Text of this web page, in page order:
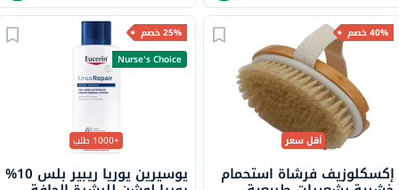
40% خصم
أقل سعر
إكسكلوزيف فرشاة استحمام
25% خصم
Nurse's Choice
+1000 طلب
يوسيرين يوريا ريبير بلس 10%